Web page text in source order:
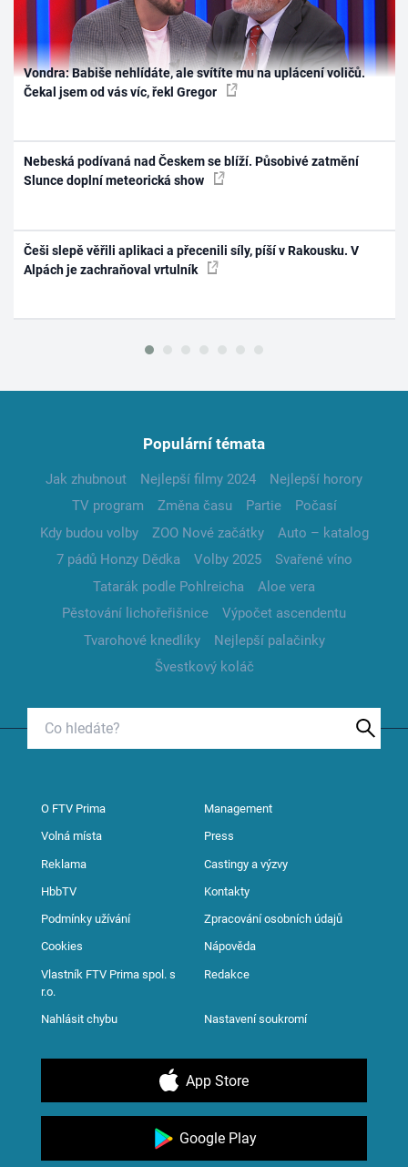
Vondra: Babiše nehlídáte, ale svítíte mu na uplácení voličů.
Čekal jsem od vás víc, řekl Gregor
Nebeská podívaná nad Českem se blíží. Působivé zatmění
Slunce doplní meteorická show
Češi slepě věřili aplikaci a přecenili síly, píší v Rakousku. V
Alpách je zachraňoval vrtulník
Populární témata
Jak zhubnout Nejlepší filmy 2024
Nejlepší horory
TV program
Změna času Partie
Počasí
Kdy budou volby
ZOO Nové začátky
Auto – katalog
7 pádů Honzy Dědka
Volby 2025
Svařené víno
Tatarák podle Pohlreicha
Aloe vera
Pěstování lichořeřišnice
Výpočet ascendentu
Tvarohové knedlíky
Nejlepší palačinky
Švestkový koláč
O FTV Prima Management
Volná místa Press
Reklama Castingy a výzvy
HbbTV Kontakty
Podmínky užívání Zpracování osobních údajů
Cookies Nápověda
Vlastník FTV Prima spol. s
r.o.
Redakce
Nahlásit chybu Nastavení soukromí
App Store
Google Play